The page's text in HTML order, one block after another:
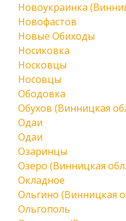
Новоукраинка
Новофастов
Новые Обиходы
Носиковка
Носковцы
Носовцы
Ободовка
Обухов (Винницкая
Одаи
Одаи
Озаринцы
Озеро (Винницкая
Окладное
Ольгино (Винницкая
Ольгополь